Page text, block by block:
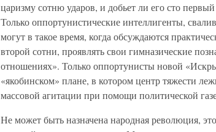
царизму сотню ударов, и добьет ли его сто
Только оппортунистические интеллигенты,
могут в такое время, когда обсуждаются
второй сотни, проявлять свои гимназические
отношениях». Только оппортунисты новой
«якобинском» плане, в котором центр тяжести
массовой агитации при помощи политической
Не может быть назначена народная революция,